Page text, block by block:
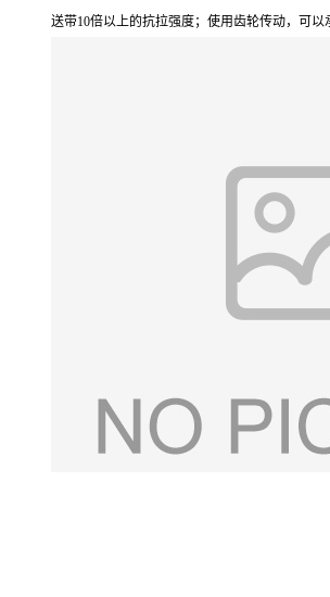
送带10倍以上的抗拉强度；使用齿轮传动，可